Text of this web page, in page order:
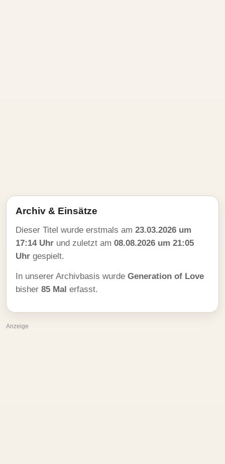
Archiv & Einsätze
Dieser Titel wurde erstmals am 23.03.2026 um
17:14 Uhr und zuletzt am 08.08.2026 um 21:05
Uhr gespielt.
In unserer Archivbasis wurde Generation of Love
bisher 85 Mal erfasst.
Anzeige